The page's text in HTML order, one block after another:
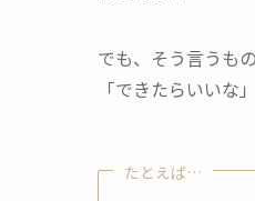
でも、そう言うも
「できたらいいな
たとえば…